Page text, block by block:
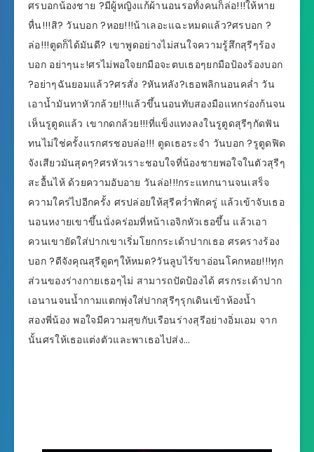
ศรบอกน้องชาย ?มีผู้หญิงแก้ผ้านอนรอทั้งคนก็ล่อ!!!ให้หาย
หื่น!!!สิ? วันบอก ?หอย!!!น้าเลอะแฉะหมดแล้ว?ศรบอก ?
ล่อ!!!ตูดก็ได้มันดี? เขาพูดอย่างไม่สนใจความรู้สึกสุรีๆร้อง
บอก อย่าๆนะ!ศรไม่พอใจยกมือจะตบเธอๆยกมือป้องร้องบอก
?อย่าๆฉันยอมแล้ว?ศรสั่ง ?หันหลัง?เธอพลิกนอนคล่ำ วัน
เอาน้ำมันทาหัวกล้วย!!!แล้วขึ้นนอนทับสองมือแหกร่องก้นจน
เห็นรูตูดแล้ว เขากดกล้วย!!!ที่แข็งแทงลงในรูตูดสุรีๆกัดฟัน
ทนไม่ใช่ครั้งแรกศรชอบล่อ!!! ตูดเธอระจำ วันบอก ?รูตูดฟิด
จังเสียวมันสุดๆ?ศรหัวเราะชอบใจที่น้องชายพอใจในตัวสุรีๆ
สะอื้นไห้ ด้วยความอับอาย วันล่อ!!!กระแทกนานจนเสร็จ
ความใคร่ไปอีกครั้ง ศรปล่อยให้สุรีคว่ำพักครู่ แล้วเข้าจับเธอ
นอนหงายเขาขึ้นนั่งคร่อมที่หน้าเอจิกหัวเธอขึ้น แล้วเอา
ควนเขายัดใส่ปากเขาเริ่มโยกกระเด้าปากเธอ ศรครางร้อง
บอก ?ดีจังคุณสุรีดูดๆให้หมด?วันลูบไร้ขาอ่อนโคกหอย!!!ทุก
ส่วนของร่างกายเธอๆไม่ สามารถปัดป้องได้ ศรกระเด้าปาก
เอนานจนน้ำกามแตกพุ่งใส่ปากสุรีๆรุกเดินเข้าห้องน้ำ
สองพี่น้อง พอใจมีความสุขกับเรือนร่างสุรีอย่างอิ่มเอม จาก
นั้นศรให้เธอแต่งตัวและพาเธอไปส่ง…